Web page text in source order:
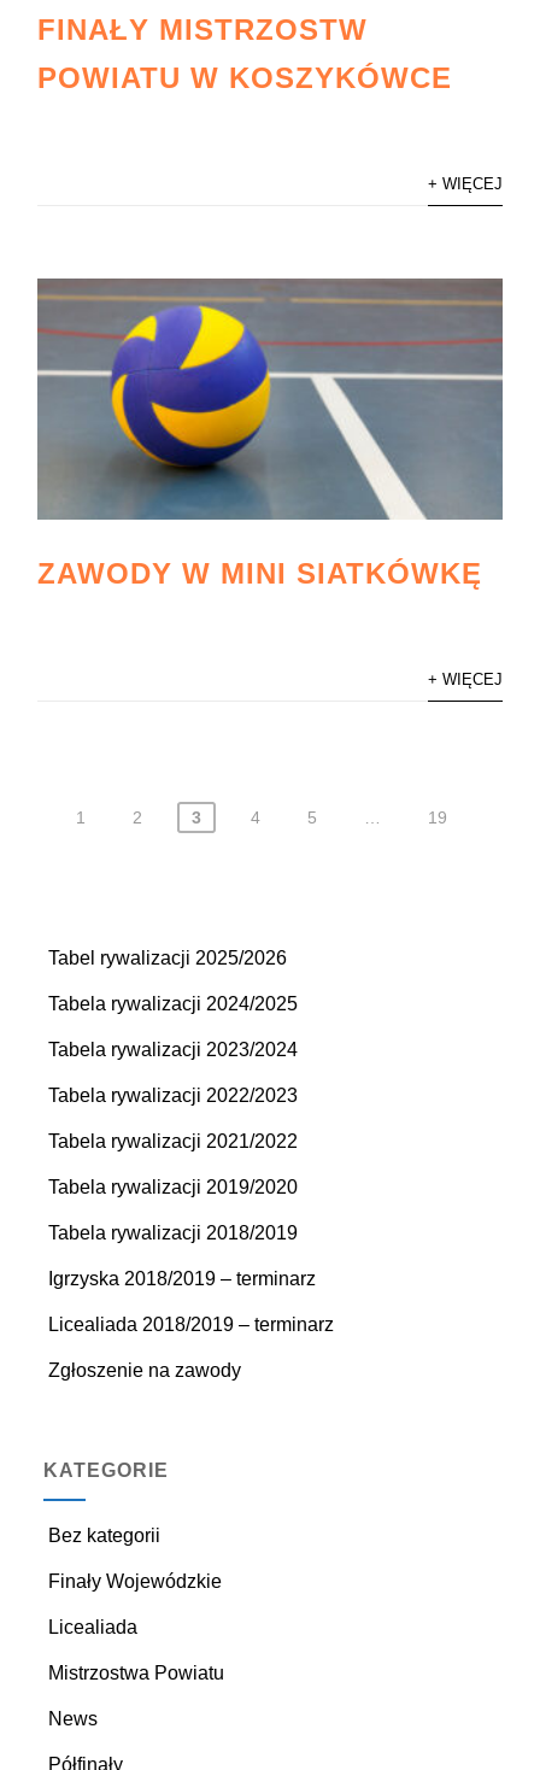
FINAŁY MISTRZOSTW
POWIATU W KOSZYKÓWCE
+ WIĘCEJ
ZAWODY W MINI SIATKÓWKĘ
+ WIĘCEJ
Nawigacja
1 2 3 4 5 … 19
Tabel rywalizacji 2025/2026
Tabela rywalizacji 2024/2025
Tabela rywalizacji 2023/2024
Tabela rywalizacji 2022/2023
Tabela rywalizacji 2021/2022
Tabela rywalizacji 2019/2020
Tabela rywalizacji 2018/2019
Igrzyska 2018/2019 – terminarz
Licealiada 2018/2019 – terminarz
Zgłoszenie na zawody
KATEGORIE
Bez kategorii
Finały Wojewódzkie
Licealiada
Mistrzostwa Powiatu
News
Półfinały